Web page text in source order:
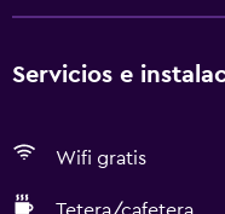
Servicios e
Wifi gratis